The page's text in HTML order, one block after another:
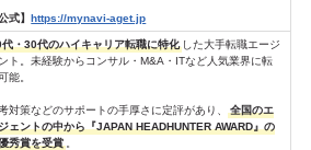
公式】https://mynavi-aget.jp
代・30代のハイキャリア転職に特化 した大手転職エージ
ト。未経験からコンサル・M&A・ITなど人気業界に転
能。
対策などのサポートの手厚さに定評があり、
全国のエ
ェントの中から『JAPAN HEADHUNTER AWARD』の
秀賞を受賞